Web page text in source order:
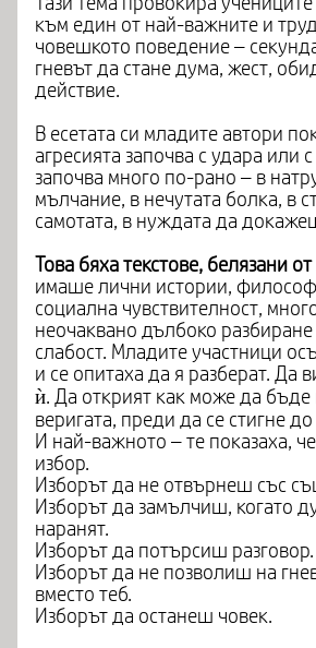
към един от най-важните и
човешкото поведение –
гневът да стане дума, жест,
действие.
В есетата си младите автори
агресията започва с удара или
започва много по-рано – в
мълчание, в нечутата болка, в
самотата, в нуждата да
Това бяха текстове, белязани от
имаше лични истории,
социална чувствителност,
неочаквано дълбоко
слабост. Младите участници
и се опитаха да я разберат. Да
ѝ. Да открият как може да бъде
веригата, преди да се стигне
И най-важното – те показаха,
избор.
Изборът да не отвърнеш със
Изборът да замълчиш, когато
наранят.
Изборът да потърсиш разговор.
Изборът да не позволиш на
вместо теб.
Изборът да останеш човек.